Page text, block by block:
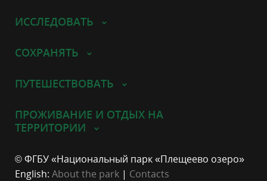
ИССЛЕДОВАТЬ
СОХРАНЯТЬ
ПУТЕШЕСТВОВАТЬ
ПРОЖИВАНИЕ И ОТДЫХ НА
ТЕРРИТОРИИ
© ФГБУ «Национальный парк «Плещеево озеро»
English: About the park | Contacts